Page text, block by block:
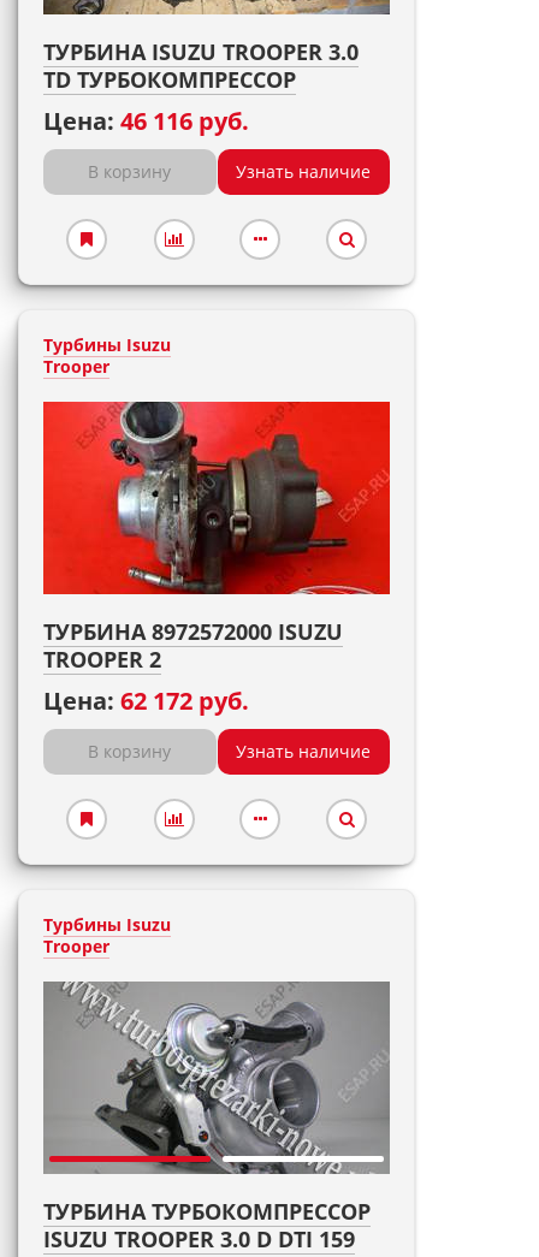
ТУРБИНА ISUZU TROOPER 3.0
TD ТУРБОКОМПРЕССОР
Цена: 46 116 руб.
В корзину Узнать наличие
Турбины Isuzu
Trooper
ТУРБИНА 8972572000 ISUZU
TROOPER 2
Цена: 62 172 руб.
В корзину Узнать наличие
Турбины Isuzu
Trooper
ТУРБИНА ТУРБОКОМПРЕССОР
ISUZU TROOPER 3.0 D DTI 159